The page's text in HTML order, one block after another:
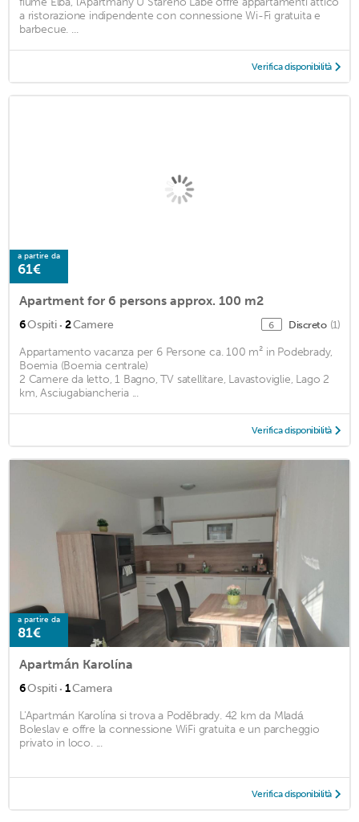
a ristorazione indipendente con connessione Wi-Fi gratuita e
barbecue. ...
Verifica disponibilità
a partire da
61€
Apartment for 6 persons approx. 100 m2
6Ospiti · 2Camere 6 Discreto (1)
Appartamento vacanza per 6 Persone ca. 100 m² in Podebrady,
Boemia (Boemia centrale)
2 Camere da letto, 1 Bagno, TV satellitare, Lavastoviglie, Lago 2
km, Asciugabiancheria ...
Verifica disponibilità
a partire da
81€
Apartmán Karolína
6Ospiti · 1Camera
L'Apartmán Karolína si trova a Poděbrady. 42 km da Mladá
Boleslav e offre la connessione WiFi gratuita e un parcheggio
privato in loco. ...
Verifica disponibilità